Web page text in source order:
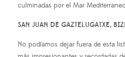
culminadas por el Mar
SAN JUAN DE GAZTELUGATXE,
No podíamos dejar fuera de esta